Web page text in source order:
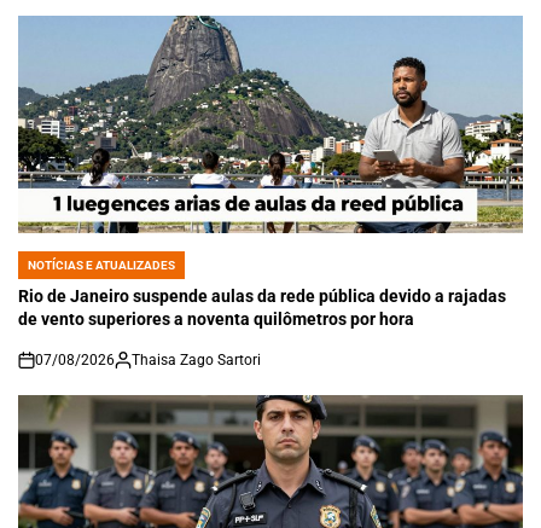
POSTED
IN
NOTÍCIAS E ATUALIZADES
Rio de Janeiro suspende aulas da rede pública devido a rajadas
de vento superiores a noventa quilômetros por hora
on
07/08/2026 Thaisa Zago Sartori